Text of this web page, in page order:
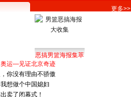
更多>>
恶搞男篮海报集萃
运—见证北京奇迹
你没有理由不骄傲
想做个中国媳妇
卖了闭幕式！